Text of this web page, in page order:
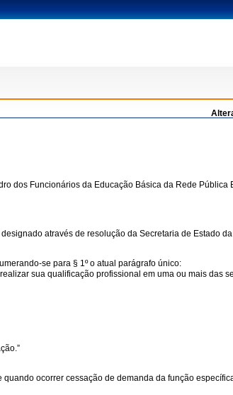
dos Funcionários da Educação Básica da Rede Pública
através de resolução da Secretaria de Estado
se para § 1º o atual parágrafo único:
sua qualificação profissional em uma ou mais das
ocorrer cessação de demanda da função